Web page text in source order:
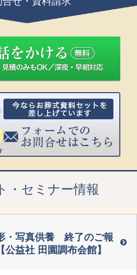
・セミナー情報
・写真供養 終了のご報
公益社 田園調布会館】